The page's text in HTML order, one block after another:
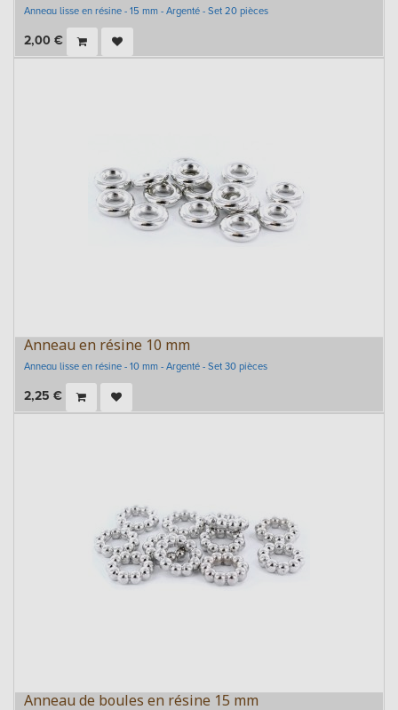
Anneau lisse en résine - 15 mm - Argenté - Set 20 pièces
2,00 €
Anneau en résine 10 mm
Anneau lisse en résine - 10 mm - Argenté - Set 30 pièces
2,25 €
Anneau de boules en résine 15 mm